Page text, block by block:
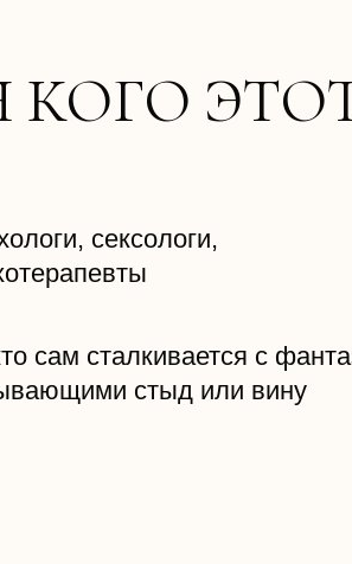
КОГО
сам сталкивается с
стыд или вину
сексологи,